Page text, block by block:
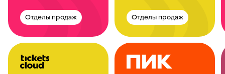
Отделы продаж Отделы продаж